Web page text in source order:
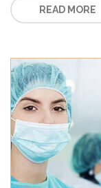
READ MORE